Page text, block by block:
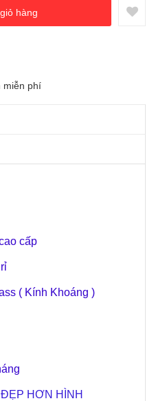
hàng
miễn phí
cấp
( Kính Khoáng )
HƠN HÌNH